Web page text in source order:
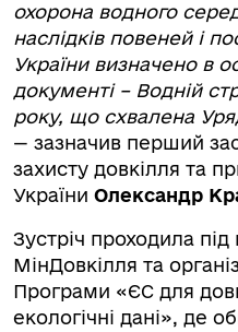
охорона водного
наслідків повеней і
України визначено в
документі – Водній
року, що схвалена
— зазначив перший
захисту довкілля та
України Олександр
Зустріч проходила
МінДовкілля та
Програми «ЄС для
екологічні дані», де